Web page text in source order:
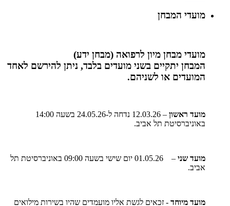
מועדי המבחן
מועדי מבחן מיון לרפואה (מבחן ידע)
המבחן יתקיים בשני מועדים בלבד, ניתן להירשם לאחד
המועדים או לשניהם.
מועד ראשון
– 12.03.26 נדחה ל-24.05.26 בשעה 14:00
באוניברסיטת תל אביב.
מועד שני
– 01.05.26 יום שישי בשעה 09:00 באוניברסיטת תל
אביב.
מועד מיוחד - זכאים לגשת אליו מועמדים שהיו בשירות מילואים